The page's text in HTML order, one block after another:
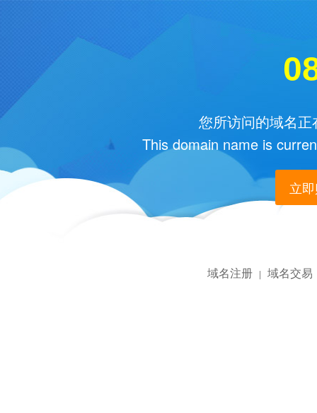
您所访问的域名
This domain name is
立
域名注册 | 域名交易